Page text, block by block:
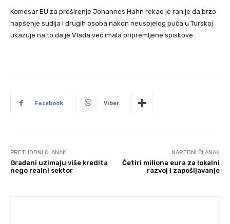
Komesar EU za proširenje Johannes Hahn rekao je ranije da brzo
hapšenje sudija i drugih osoba nakon neuspjelog puča u Turskoj
ukazuje na to da je Vlada već imala pripremljene spiskove.
Facebook Viber
PRETHODNI ČLANAK
Građani uzimaju više kredita
nego realni sektor
NAREDNI ČLANAK
Četiri miliona eura za lokalni
razvoj i zapošljavanje